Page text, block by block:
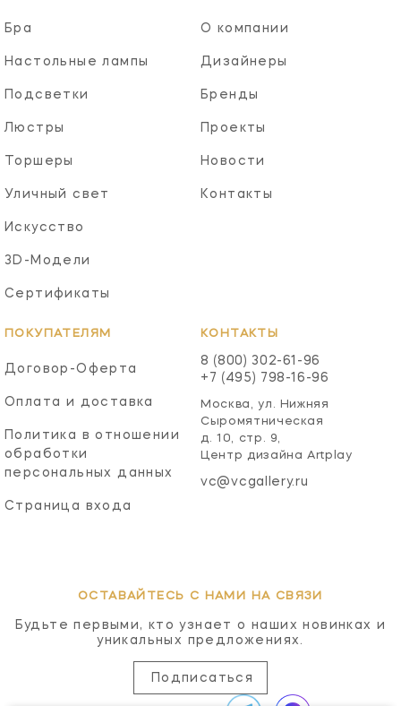
Бра
Настольные лампы
Подсветки
Люстры
Торшеры
Уличный свет
Искусство
3D-Модели
Сертификаты
О компании
Дизайнеры
Бренды
Проекты
Новости
Контакты
ПОКУПАТЕЛЯМ
Договор-Оферта
Оплата и доставка
Политика в отношении
обработки
персональных данных
Страница входа
КОНТАКТЫ
8 (800) 302-61-96
+7 (495) 798-16-96
Москва, ул. Нижняя
Сыромятническая
д. 10, стр. 9,
Центр дизайна Artplay
vc@vcgallery.ru
ОСТАВАЙТЕСЬ С НАМИ НА СВЯЗИ
Будьте первыми, кто узнает о наших новинках и
уникальных предложениях.
Подписаться